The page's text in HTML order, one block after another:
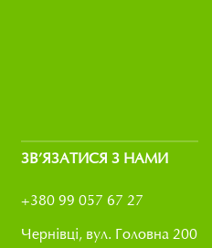
ЗВ’ЯЗАТИСЯ З НАМИ
+380 99 057 67 27
Чернівці, вул. Головна 200